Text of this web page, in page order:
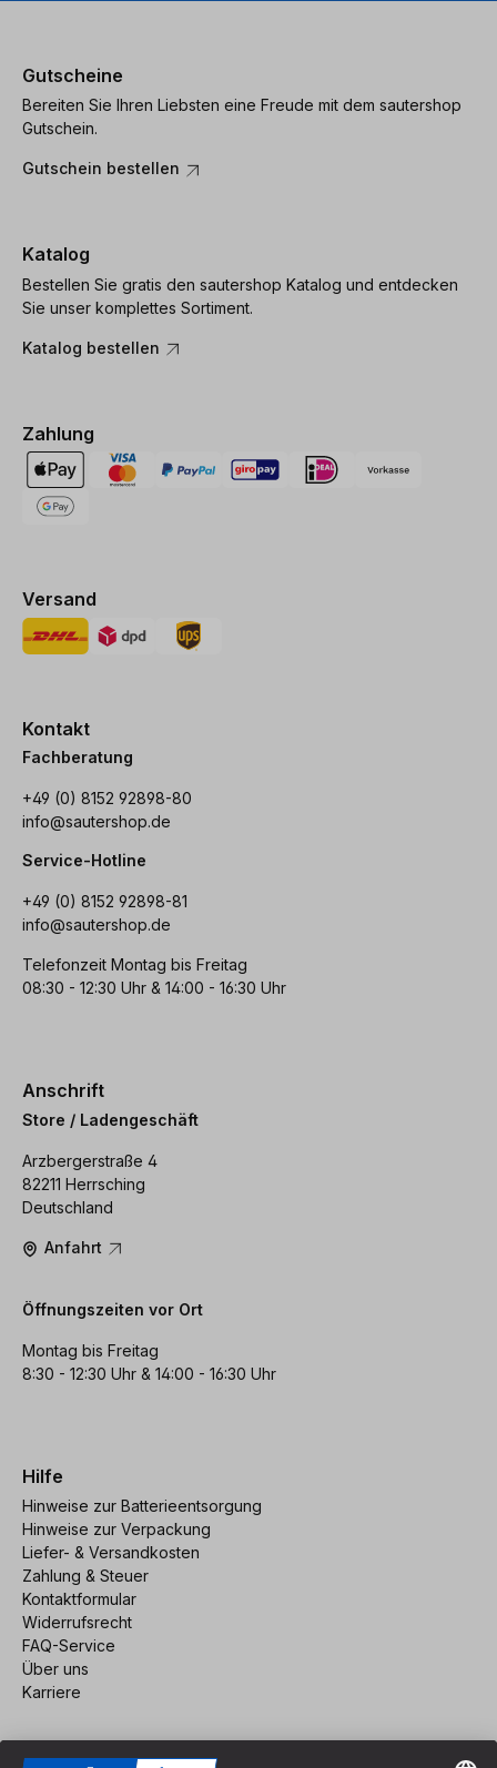
Gutscheine
Bereiten Sie Ihren Liebsten eine Freude mit dem sautershop
Gutschein.
Gutschein bestellen
Katalog
Bestellen Sie gratis den sautershop Katalog und entdecken
Sie unser komplettes Sortiment.
Katalog bestellen
Zahlung
Versand
Kontakt
Fachberatung
+49 (0) 8152 92898-80
info@sautershop.de
Service-Hotline
+49 (0) 8152 92898-81
info@sautershop.de
Telefonzeit Montag bis Freitag
08:30 - 12:30 Uhr & 14:00 - 16:30 Uhr
Anschrift
Store / Ladengeschäft
Arzbergerstraße 4
82211 Herrsching
Deutschland
Anfahrt
Öffnungszeiten vor Ort
Montag bis Freitag
8:30 - 12:30 Uhr & 14:00 - 16:30 Uhr
Hilfe
Hinweise zur Batterieentsorgung
Hinweise zur Verpackung
Liefer- & Versandkosten
Zahlung & Steuer
Kontaktformular
Widerrufsrecht
FAQ-Service
Über uns
Karriere